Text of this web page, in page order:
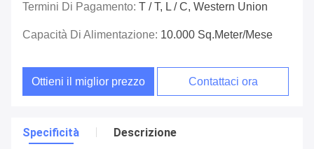
Termini Di Pagamento: T / T, L / C, Western Union
Capacità Di Alimentazione: 10.000 Sq.meter/mese
Ottieni il miglior prezzo Contattaci ora
Specificità Descrizione